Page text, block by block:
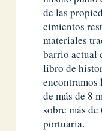
de las
cimientos
materiales
barrio actual
libro de
de más de 8
sobre más
portuaria.